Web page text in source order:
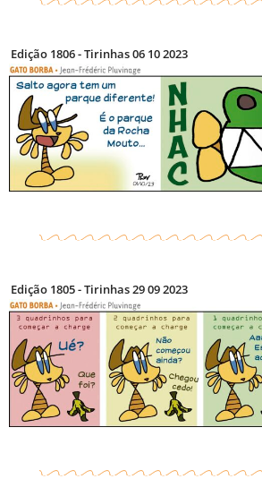
Edição 1806 - Tirinhas 06 10 2023
Edição 1805 - Tirinhas 29 09 2023